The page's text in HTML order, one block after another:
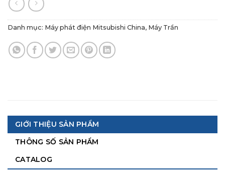
Danh mục: Máy phát điện Mitsubishi China, Máy Trần
GIỚI THIỆU SẢN PHẨM
THÔNG SỐ SẢN PHẨM
CATALOG